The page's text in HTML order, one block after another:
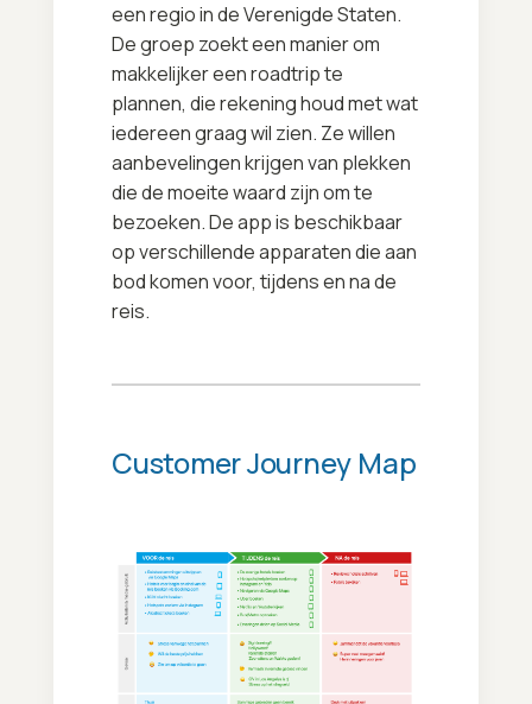
een regio in de Verenigde Staten.
De groep zoekt een manier om
makkelijker een roadtrip te
plannen, die rekening houd met wat
iedereen graag wil zien. Ze willen
aanbevelingen krijgen van plekken
die de moeite waard zijn om te
bezoeken. De app is beschikbaar
op verschillende apparaten die aan
bod komen voor, tijdens en na de
reis.
Customer Journey Map